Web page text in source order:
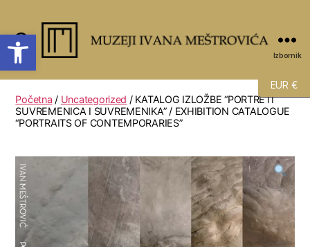
Open toolbar
Pretraži Izbornik
Početna / Uncategorized / KATALOG IZLOŽBE “PORTRETI
SUVREMENICA I SUVREMENIKA” / EXHIBITION CATALOGUE
“PORTRAITS OF CONTEMPORARIES”
EUR €